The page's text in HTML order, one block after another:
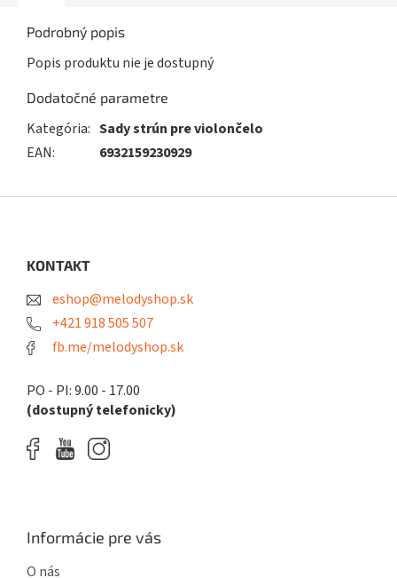
Podrobný popis
Popis produktu nie je dostupný
Dodatočné parametre
Kategória: Sady strún pre violončelo
EAN: 6932159230929
KONTAKT
eshop@melodyshop.sk
+421 918 505 507
fb.me/melodyshop.sk
PO - PI: 9.00 - 17.00
(dostupný telefonicky)
Informácie pre vás
O nás